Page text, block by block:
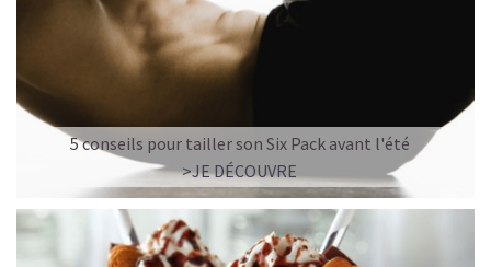
5 conseils pour tailler son Six Pack avant l'été
>JE DÉCOUVRE